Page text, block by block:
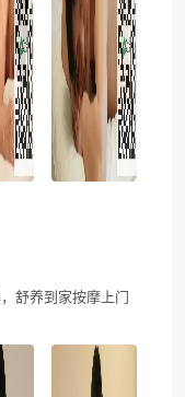
舒养到家按摩上门